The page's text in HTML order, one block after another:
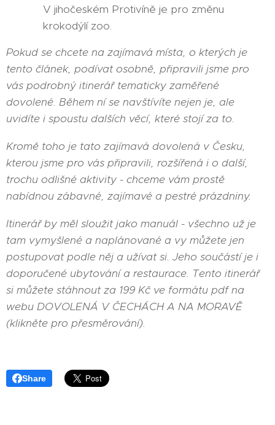
V jihočeském Protivíně je pro změnu
krokodýlí zoo.
Pokud se chcete na zajímavá místa, o kterých je
tento článek, podívat osobně, připravili jsme pro
vás podrobný itinerář tematicky zaměřené
dovolené. Během ní se navštívíte nejen je, ale
uvidíte i spoustu dalších věcí, které stojí za to.
Kromě toho je tato zajímavá dovolená v Česku,
kterou jsme pro vás připravili, rozšířená i o další,
trochu odlišné aktivity - chceme vám prostě
nabídnou zábavné, zajímavé a pestré prázdniny.
Itinerář by měl sloužit jako manuál - všechno už je
tam vymyšlené a naplánované a vy můžete jen
postupovat podle něj a užívat si. Jeho součástí je i
doporučené ubytování a restaurace. Tento itinerář
si můžete stáhnout za 199 Kč ve formátu pdf na
webu DOVOLENÁ V ČECHÁCH A NA MORAVĚ
(klikněte pro přesměrování).
Share